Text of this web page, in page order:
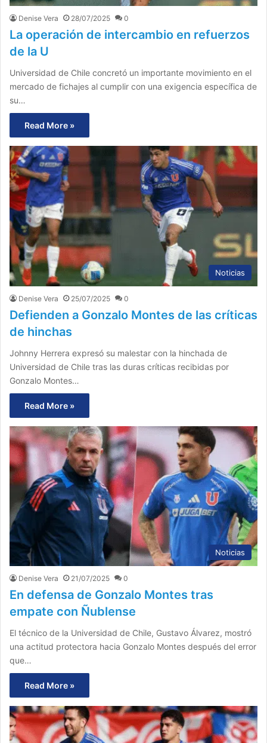
Denise Vera 28/07/2025 0
La operación de intercambio en refuerzos
de la U
Universidad de Chile concretó un importante movimiento en el
mercado de fichajes al cumplir con una exigencia específica de
su…
Read More »
Noticias
Denise Vera 25/07/2025 0
Defienden a Gonzalo Montes de las críticas
de hinchas
Johnny Herrera expresó su malestar con la hinchada de
Universidad de Chile tras las duras críticas recibidas por
Gonzalo Montes…
Read More »
Noticias
Denise Vera 21/07/2025 0
En defensa de Gonzalo Montes tras
empate con Ñublense
El técnico de la Universidad de Chile, Gustavo Álvarez, mostró
una actitud protectora hacia Gonzalo Montes después del error
que…
Read More »